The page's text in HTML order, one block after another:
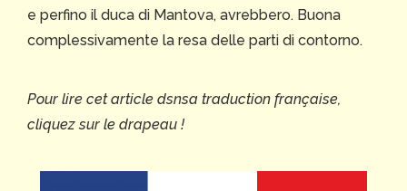
e perfino il duca di Mantova, avrebbero. Buona
complessivamente la resa delle parti di contorno.
Pour lire cet article dsnsa traduction française,
cliquez sur le drapeau !